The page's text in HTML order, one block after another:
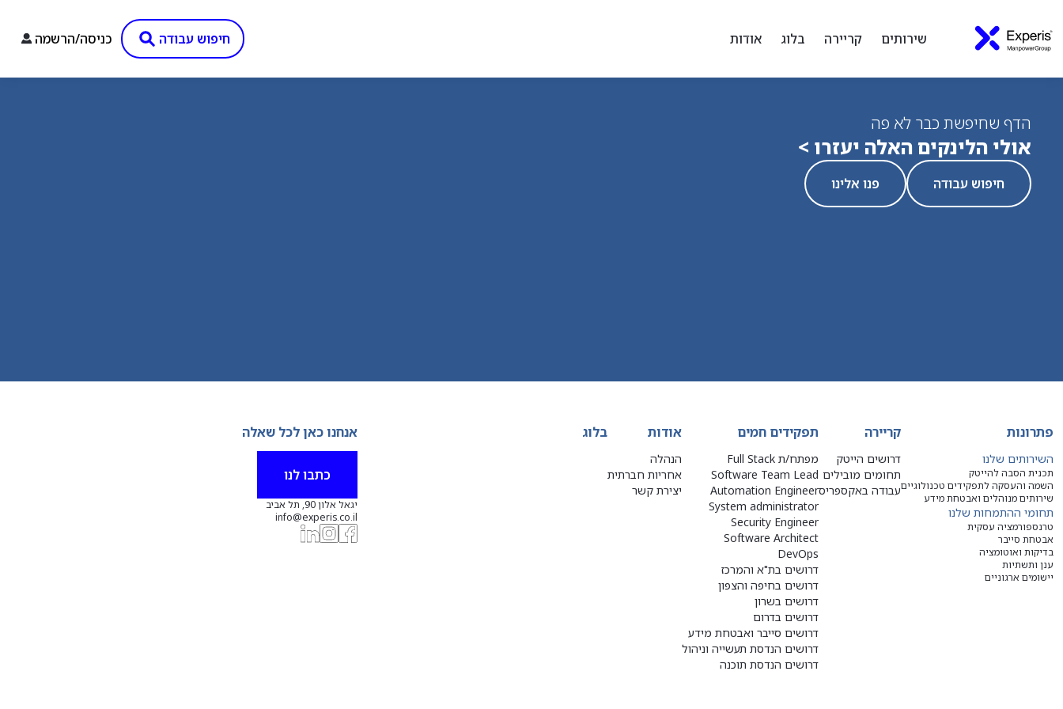
שירותים קריירה בלוג אודות חיפוש עבודה כניסה/הרשמה
הדף שחיפשת כבר לא פה
אולי הלינקים האלה יעזרו >
חיפוש עבודה פנו אלינו
פתרונות
השירותים שלנו
תכנית הסבה להייטק
השמה והעסקה לתפקידים טכנולוגיים
שירותים מנוהלים ואבטחת מידע
תחומי ההתמחות שלנו
טרנספורמציה עסקית
אבטחת סייבר
בדיקות ואוטומציה
ענן ותשתיות
יישומים ארגוניים
קריירה
דרושים הייטק
תחומים מובילים
עבודה באקספריס
תפקידים חמים
מפתח/ת Full Stack
Software Team Lead
Automation Engineer
System administrator
Security Engineer
Software Architect
DevOps
דרושים בת"א והמרכז
דרושים בחיפה והצפון
דרושים בשרון
דרושים בדרום
דרושים סייבר ואבטחת מידע
דרושים הנדסת תעשייה וניהול
דרושים הנדסת תוכנה
אודות
הנהלה
אחריות חברתית
יצירת קשר
בלוג אנחנו כאן לכל שאלה
כתבו לנו
יגאל אלון 90, תל אביב
info@experis.co.il